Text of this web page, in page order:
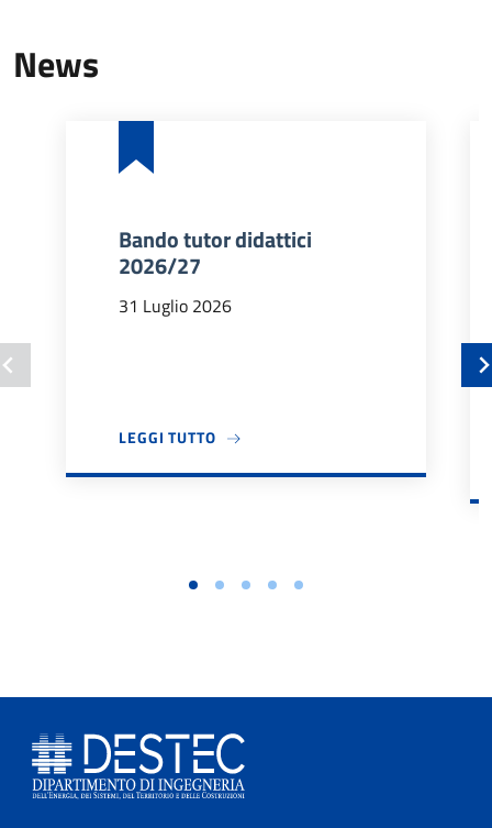
News
Bando tutor didattici
2026/27
31 Luglio 2026
LEGGI TUTTOA PROPOSITO DI BANDO TUTOR